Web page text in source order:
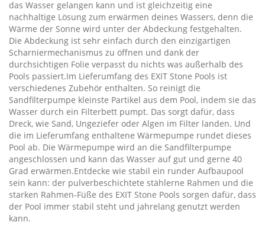
das Wasser gelangen kann und ist gleichzeitig eine
nachhaltige Lösung zum erwärmen deines Wassers, denn die
Wärme der Sonne wird unter der Abdeckung festgehalten.
Die Abdeckung ist sehr einfach durch den einzigartigen
Scharniermechanismus zu öffnen und dank der
durchsichtigen Folie verpasst du nichts was außerhalb des
Pools passiert.Im Lieferumfang des EXIT Stone Pools ist
verschiedenes Zubehör enthalten. So reinigt die
Sandfilterpumpe kleinste Partikel aus dem Pool, indem sie das
Wasser durch ein Filterbett pumpt. Das sorgt dafür, dass
Dreck, wie Sand, Ungeziefer oder Algen im Filter landen. Und
die im Lieferumfang enthaltene Wärmepumpe rundet dieses
Pool ab. Die Wärmepumpe wird an die Sandfilterpumpe
angeschlossen und kann das Wasser auf gut und gerne 40
Grad erwärmen.Entdecke wie stabil ein runder Aufbaupool
sein kann: der pulverbeschichtete stählerne Rahmen und die
starken Rahmen-Füße des EXIT Stone Pools sorgen dafür, dass
der Pool immer stabil steht und jahrelang genutzt werden
kann.